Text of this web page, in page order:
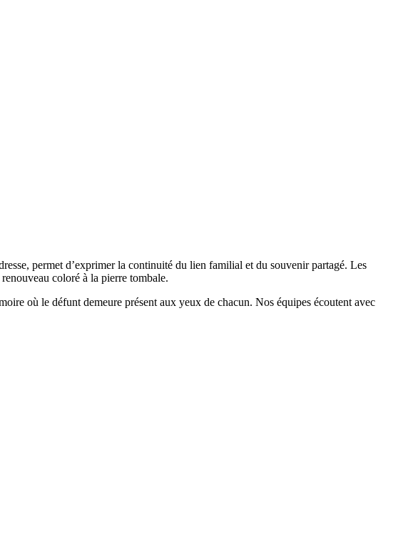
permet d’exprimer la continuité du lien familial et du souvenir partagé. Les
coloré à la pierre tombale.
où le défunt demeure présent aux yeux de chacun. Nos équipes écoutent avec